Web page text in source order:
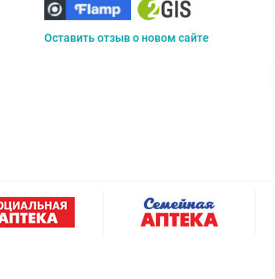
Оставить отзыв о новом сайте